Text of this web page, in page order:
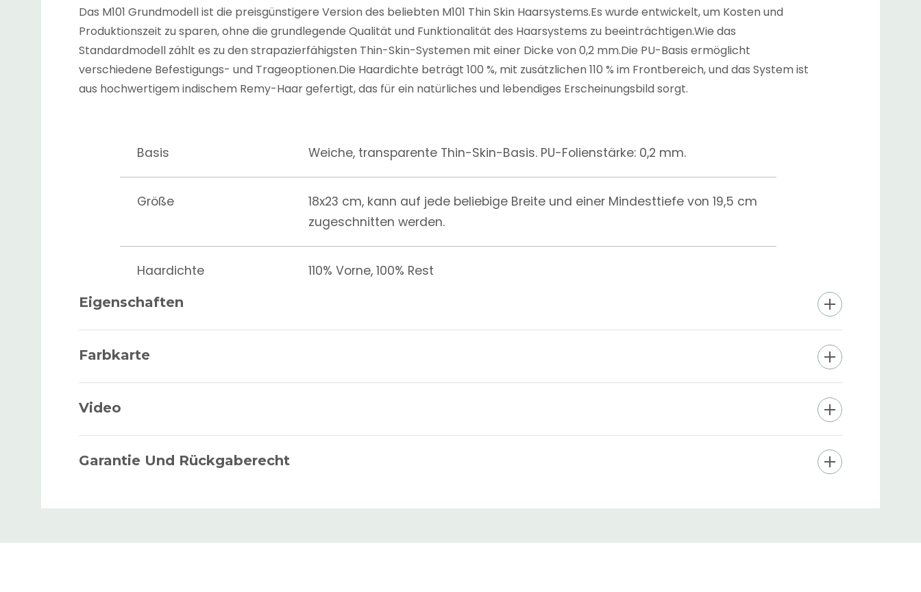
Das M101 Grundmodell ist die preisgünstigere Version des beliebten M101 Thin Skin Haarsystems.Es wurde entwickelt, um Kosten und
Produktionszeit zu sparen, ohne die grundlegende Qualität und Funktionalität des Haarsystems zu beeinträchtigen.Wie das
Standardmodell zählt es zu den strapazierfähigsten Thin-Skin-Systemen mit einer Dicke von 0,2 mm.Die PU-Basis ermöglicht
verschiedene Befestigungs- und Trageoptionen.Die Haardichte beträgt 100 %, mit zusätzlichen 110 % im Frontbereich, und das System ist
aus hochwertigem indischem Remy-Haar gefertigt, das für ein natürliches und lebendiges Erscheinungsbild sorgt.
Basis Weiche, transparente Thin-Skin-Basis. PU-Folienstärke: 0,2 mm.
Größe
18x23 cm, kann auf jede beliebige Breite und einer Mindesttiefe von 19,5 cm
zugeschnitten werden.
Haardichte 110% Vorne, 100% Rest
Frontkontur
Basiskontur Flach
Eigenschaften
Farbkarte
Video
Garantie Und Rückgaberecht